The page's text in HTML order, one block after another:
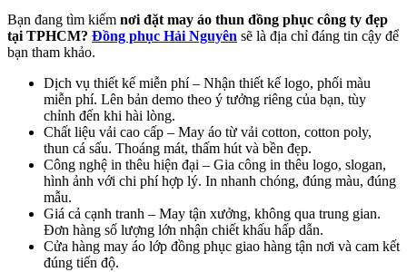
Bạn đang tìm kiếm nơi đặt may áo thun đồng phục công ty đẹp
tại TPHCM? Đồng phục Hải Nguyên sẽ là địa chỉ đáng tin cậy để
bạn tham khảo.
Dịch vụ thiết kế miễn phí – Nhận thiết kế logo, phối màu
miễn phí. Lên bản demo theo ý tưởng riêng của bạn, tùy
chỉnh đến khi hài lòng.
Chất liệu vải cao cấp – May áo từ vải cotton, cotton poly,
thun cá sấu. Thoáng mát, thấm hút và bền đẹp.
Công nghệ in thêu hiện đại – Gia công in thêu logo, slogan,
hình ảnh với chi phí hợp lý. In nhanh chóng, đúng màu, đúng
mẫu.
Giá cả cạnh tranh – May tận xưởng, không qua trung gian.
Đơn hàng số lượng lớn nhận chiết khấu hấp dẫn.
Cửa hàng may áo lớp đồng phục giao hàng tận nơi và cam kết
đúng tiến độ.